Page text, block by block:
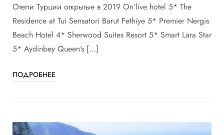
Отели Турции открытые в 2019 On’live hotel 5* The
Residence at Tui Sensatori Barut Fethiye 5* Premier Nergis
Beach Hotel 4* Sherwood Suites Resort 5* Smart Lara Star
5* Aydinbey Queen’s […]
ПОДРОБНЕЕ